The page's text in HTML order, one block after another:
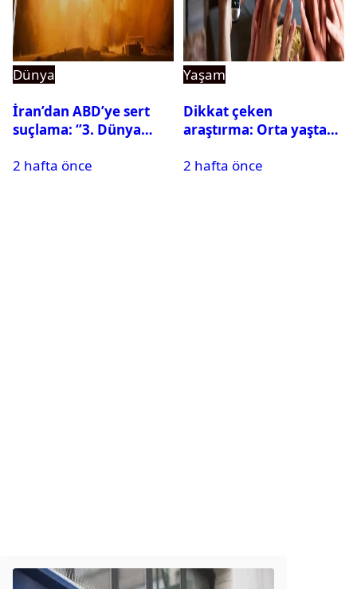
Dünya
İran’dan ABD’ye sert
suçlama: ‘’3. Dünya
silahları kullandılar’’
2 hafta önce
Yaşam
Dikkat çeken
araştırma: Orta yaşta
beyni küçültebilir
2 hafta önce